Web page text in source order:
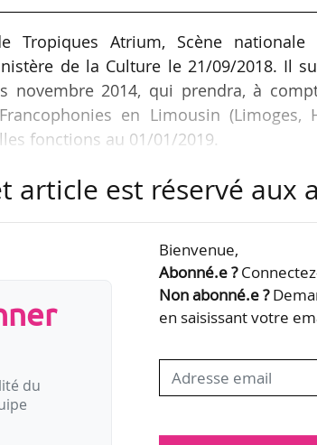
Tropiques Atrium, Scène
de la Culture le 21/09/2018. Il
novembre 2014, qui prendra, à
en Limousin (Limoges,
fonctions au 01/01/2019.
aux Arts et à la Culture à
d’action culturelle et de l’Atrium,
article est réservé aux
du
Bienvenue,
Abonné.e ?
Non abonné.e ?
en saisissant votre